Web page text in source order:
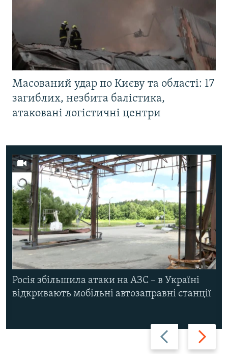
Масований удар по Києву та області: 17
загиблих, незбита балістика,
атаковані логістичні центри
Назад Вперед
Росія збільшила атаки на АЗС – в Україні
відкривають мобільні автозаправні станції